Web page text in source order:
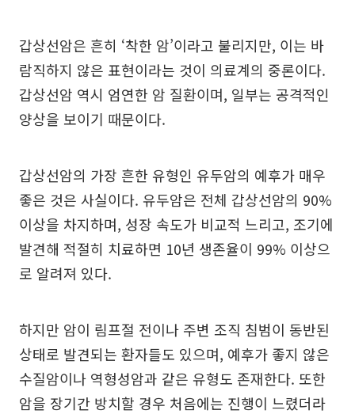
갑상선암은 흔히 ‘착한 암’이라고 불리지만, 이는 바
람직하지 않은 표현이라는 것이 의료계의 중론이다.
갑상선암 역시 엄연한 암 질환이며, 일부는 공격적인
양상을 보이기 때문이다.
갑상선암의 가장 흔한 유형인 유두암의 예후가 매우
좋은 것은 사실이다. 유두암은 전체 갑상선암의 90%
이상을 차지하며, 성장 속도가 비교적 느리고, 조기에
발견해 적절히 치료하면 10년 생존율이 99% 이상으
로 알려져 있다.
하지만 암이 림프절 전이나 주변 조직 침범이 동반된
상태로 발견되는 환자들도 있으며, 예후가 좋지 않은
수질암이나 역형성암과 같은 유형도 존재한다. 또한
암을 장기간 방치할 경우 처음에는 진행이 느렸더라